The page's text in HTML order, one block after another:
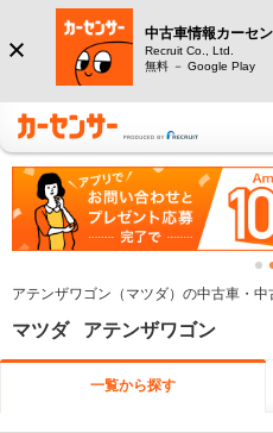
中古車情報カーセ
Recruit Co., Ltd.
無料 － Google Play
アテンザワゴン（マツダ）の中古車・中
マツダ アテンザワゴン
一覧から探す